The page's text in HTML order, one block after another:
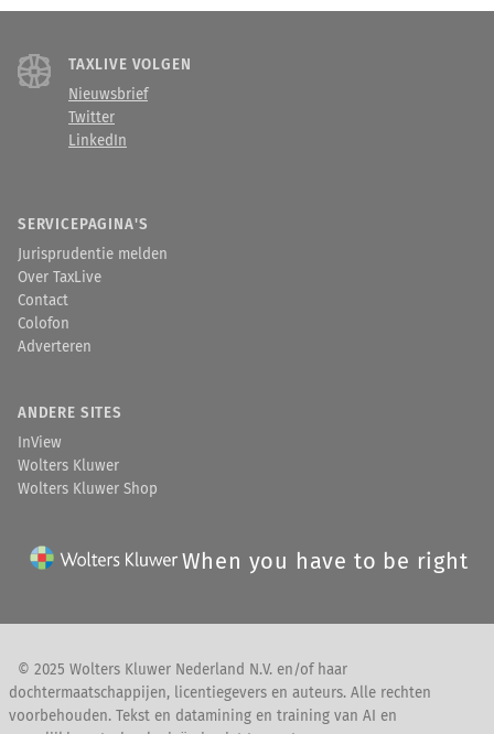
TAXLIVE VOLGEN
Nieuwsbrief
Twitter
LinkedIn
SERVICEPAGINA'S
Jurisprudentie melden
Over TaxLive
Contact
Colofon
Adverteren
ANDERE SITES
InView
Wolters Kluwer
Wolters Kluwer Shop
When you have to be right
© 2025 Wolters Kluwer Nederland N.V. en/of haar
dochtermaatschappijen, licentiegevers en auteurs. Alle rechten
voorbehouden. Tekst en datamining en training van AI en